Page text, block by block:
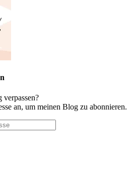
an, um meinen Blog zu abonnieren.